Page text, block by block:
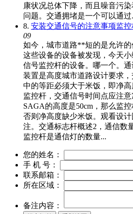
康状况总体下降，而且噪音污
问题。交通拥堵是一个可以通过
8. 安装交通信号的注意事项监控
09
如今，城市道路**短的是允许
这些设备的设备被发现，今天
信号监控杆的设备。哪一个。
装置是高度城市道路设计要求
中的等距必须大于米饭，即净
监控杆，交通信号时间点应注
SAGA的高度是50cm，那么监
否则净高度缺少米饭。观看设
注。交通标志杆概述2，通信数
监控杆是通信灯的数量...
您的姓名：
手 机 号：
联系邮箱：
所在区域：
备注内容：